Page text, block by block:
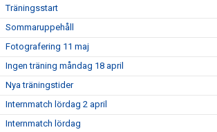
Träningsstart
Sommaruppehåll
Fotografering 11 maj
Ingen träning måndag 18 april
Nya träningstider
Internmatch lördag 2 april
Internmatch lördag